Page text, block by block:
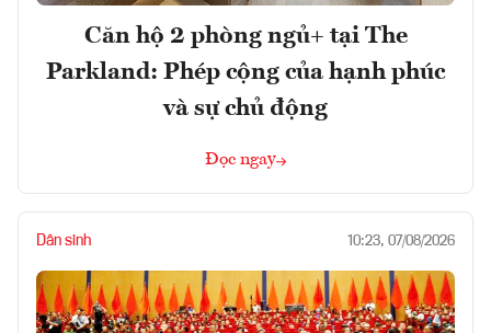
Căn hộ 2 phòng ngủ+ tại The
Parkland: Phép cộng của hạnh phúc
và sự chủ động
Đọc ngay
Dân sinh 10:23, 07/08/2026